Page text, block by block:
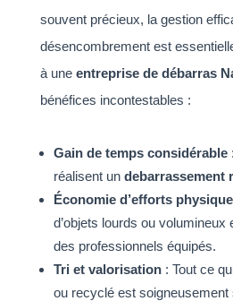
souvent précieux, la gestion
désencombrement est
à une entreprise de débarras
bénéfices incontestables :
Gain de temps considérable
réalisent un debarrassement
Économie d’efforts
d’objets lourds ou
des professionnels équipés.
Tri et valorisation: Tout ce
ou recyclé est soigneusement